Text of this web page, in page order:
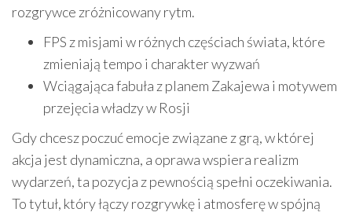
rozgrywce zróżnicowany rytm.
FPS z misjami w różnych częściach świata, które
zmieniają tempo i charakter wyzwań
Wciągająca fabuła z planem Zakajewa i motywem
przejęcia władzy w Rosji
Gdy chcesz poczuć emocje związane z grą, w której
akcja jest dynamiczna, a oprawa wspiera realizm
wydarzeń, ta pozycja z pewnością spełni oczekiwania.
To tytuł, który łączy rozgrywkę i atmosferę w spójną